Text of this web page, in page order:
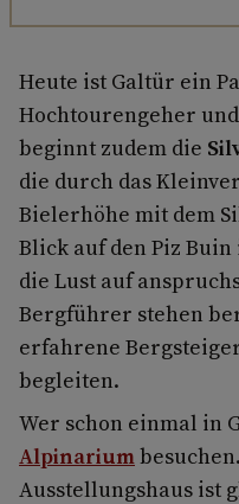
Heute ist Galtür ein
Hochtourengeher
beginnt zudem die
die durch das
Bielerhöhe mit dem
Blick auf den Piz
die Lust auf
Bergführer stehen
erfahrene
begleiten.
Wer schon einmal in
Alpinarium
Ausstellungshaus ist